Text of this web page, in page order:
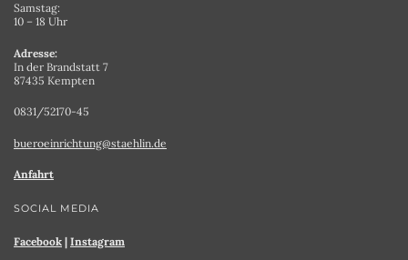
Samstag:
10 – 18 Uhr
Adresse:
In der Brandstatt 7
87435 Kempten
0831/52170-45
bueroeinrichtung@staehlin.de
Anfahrt
SOCIAL MEDIA
Facebook | Instagram